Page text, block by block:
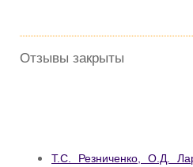
Отзывы закрыты
Т.С. Резниченко, О.Д.